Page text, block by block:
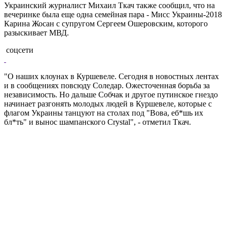
Украинский журналист Михаил Ткач также сообщил, что на
вечеринке была еще одна семейная пара - Мисс Украины-2018
Карина Жосан с супругом Сергеем Ошеровским, которого
разыскивает МВД.
соцсети
"О наших клоунах в Куршевеле. Сегодня в новостных лентах
и в сообщениях повсюду Соледар. Ожесточенная борьба за
независимость. Но дальше Собчак и другое путинское гнездо
начинает разгонять молодых людей в Куршевеле, которые с
флагом Украины танцуют на столах под "Вова, еб*шь их
бл*ть" и вынос шампанского Crystal", - отметил Ткач.